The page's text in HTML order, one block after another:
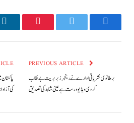
Facebook
Twitter
Pinterest
برطانوی نشریاتی ادارے نے رینجرز بربریت بے نقاب
کردی ویڈیو درست ہے عینی شاہد کی تصدیق
کی